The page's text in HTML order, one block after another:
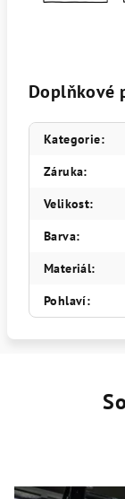
Doplňkové
Kategorie:
Záruka:
Velikost:
Barva:
Materiál:
Pohlaví: